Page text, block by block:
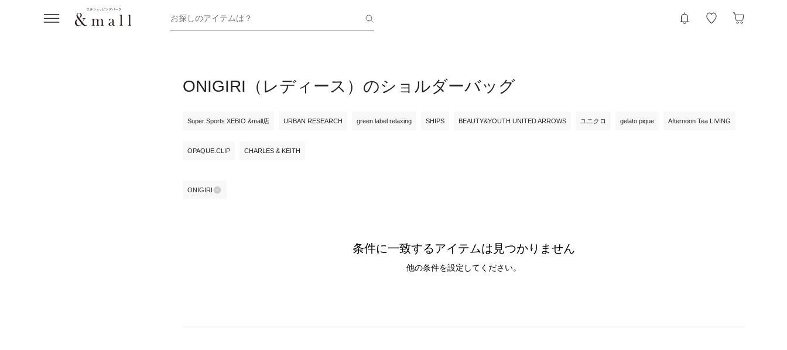
お探しのアイテムは？
ONIGIRI（レディース）のショルダーバッグ
Super Sports XEBIO &mall店 URBAN RESEARCH green label relaxing SHIPS BEAUTY&YOUTH UNITED ARROWS ユニクロ gelato pique Afternoon Tea LIVING
OPAQUE.CLIP CHARLES & KEITH
ONIGIRI
条件に一致するアイテムは見つかりません
他の条件を設定してください。